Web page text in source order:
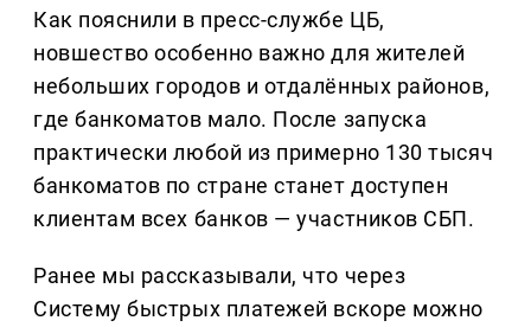
Как пояснили в пресс-службе ЦБ,
новшество особенно важно для жителей
небольших городов и отдалённых районов,
где банкоматов мало. После запуска
практически любой из примерно 130 тысяч
банкоматов по стране станет доступен
клиентам всех банков — участников СБП.
Ранее мы рассказывали, что через
Систему быстрых платежей вскоре можно